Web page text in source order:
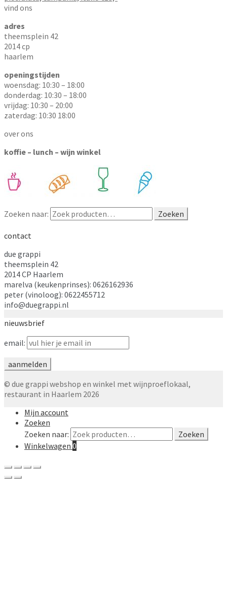
vind ons
adres
theemsplein 42
2014 cp
haarlem
openingstijden
woensdag: 10:30 – 18:00
donderdag: 10:30 – 18:00
vrijdag: 10:30 – 20:00
zaterdag: 10:30 18:00
over ons
koffie – lunch – wijn winkel
Zoeken naar: Zoeken
contact
due grappi
theemsplein 42
2014 CP Haarlem
marelva (keukenprinses): 0626162936
peter (vinoloog): 0622455712
info@duegrappi.nl
nieuwsbrief
email:
© due grappi webshop en winkel met wijnproeflokaal,
restaurant in Haarlem 2026
Mijn account
Zoeken
Zoeken naar:
Zoeken
Winkelwagen 0